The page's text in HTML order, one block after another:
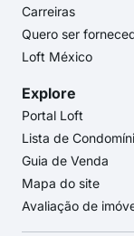
Carreiras
Quero ser
Loft México
Explore
Portal Loft
Lista de
Guia de Venda
Mapa do site
Avaliação de